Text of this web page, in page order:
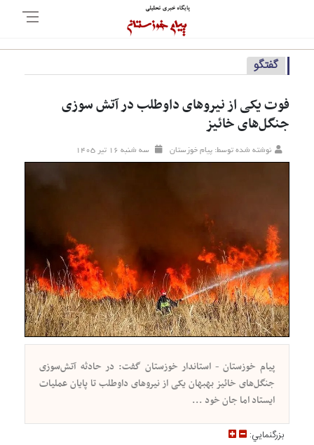
گفتگو
فوت یکی از نیروهای داوطلب در آتش سوزی
جنگل‌های خائیز
نوشته شده توسط: پیام خوزستان سه شنبه ۱۶ تير ۱۴۰۵
پیام خوزستان - استاندار خوزستان گفت: در حادثه آتش‌سوزی
جنگل‌های خائیز بهبهان یکی از نیروهای داوطلب تا پایان عملیات
ایستاد اما جان خود ...
بزرگنمايي: